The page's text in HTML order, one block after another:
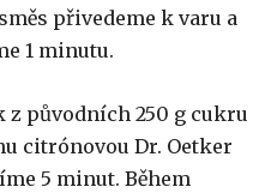
přivedeme k varu a
1 minutu.
z původních 250 g cukru
citrónovou Dr. Oetker
5 minut. Během